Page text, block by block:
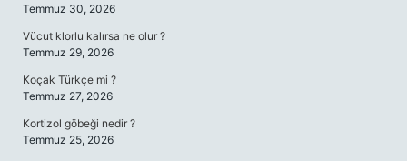
Temmuz 30, 2026
Vücut klorlu kalırsa ne olur ?
Temmuz 29, 2026
Koçak Türkçe mi ?
Temmuz 27, 2026
Kortizol göbeği nedir ?
Temmuz 25, 2026